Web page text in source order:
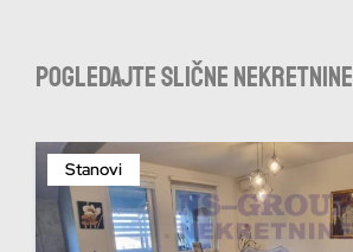
Pogledajte slične nekretnine
Stanovi